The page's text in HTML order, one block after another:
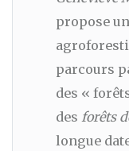
propose
parcours
des «
des forêts
longue